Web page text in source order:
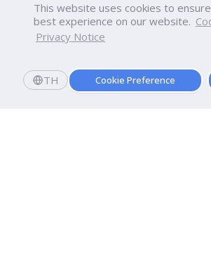
This website uses cookies to
best experience on our website.
Privacy Notice
TH Cookie Preference